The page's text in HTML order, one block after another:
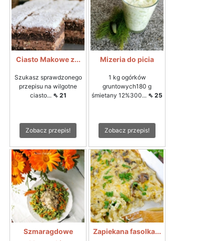
Ciasto Makowe z...
Szukasz sprawdzonego
przepisu na wilgotne
ciasto... ⇖ 21
Zobacz przepis!
Mizeria do picia
1 kg ogórków
gruntowych180 g
śmietany 12%300... ⇖ 25
Zobacz przepis!
Szmaragdowe
Zapiekana fasolka...